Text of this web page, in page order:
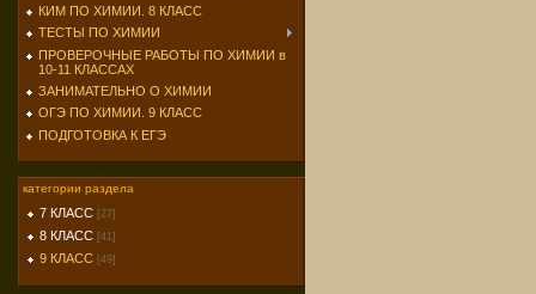
КИМ ПО ХИМИИ. 8 КЛАСС
ТЕСТЫ ПО ХИМИИ
ПРОВЕРОЧНЫЕ РАБОТЫ ПО ХИМИИ в
10-11 КЛАССАХ
ЗАНИМАТЕЛЬНО О ХИМИИ
ОГЭ ПО ХИМИИ. 9 КЛАСС
ПОДГОТОВКА К ЕГЭ
категории раздела
7 КЛАСС [27]
8 КЛАСС [41]
9 КЛАСС [49]